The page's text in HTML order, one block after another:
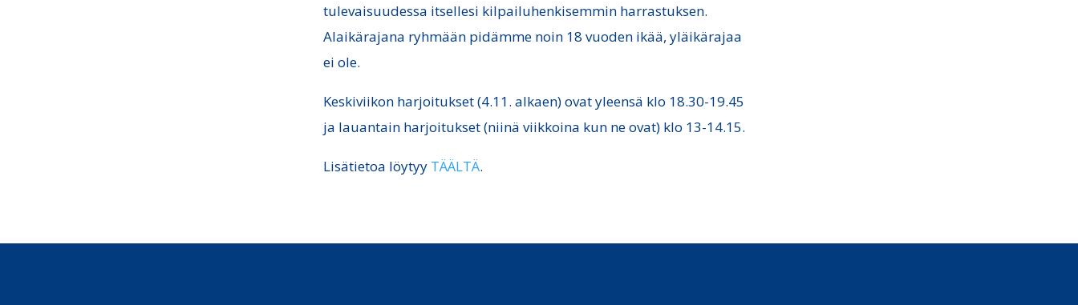
tulevaisuudessa itsellesi kilpailuhenkisemmin harrastuksen.
Alaikärajana ryhmään pidämme noin 18 vuoden ikää, yläikärajaa
ei ole.
Keskiviikon harjoitukset (4.11. alkaen) ovat yleensä klo 18.30-19.45
ja lauantain harjoitukset (niinä viikkoina kun ne ovat) klo 13-14.15.
Lisätietoa löytyy TÄÄLTÄ.